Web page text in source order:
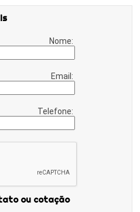
Nome:
Email:
Telefone:
ou cotação